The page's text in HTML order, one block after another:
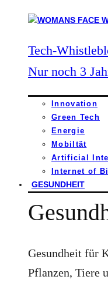
Tech-
Nur noch 3
Innovation
Green Tech
Energie
Mobiltät
Artificial
Internet of
GESUNDHEIT
Gesundheit für
Pflanzen, Tiere